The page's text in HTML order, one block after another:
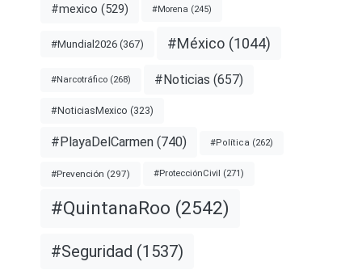
#mexico (529) #Morena (245)
#Mundial2026 (367) #México (1044)
#Narcotráfico (268) #Noticias (657)
#NoticiasMexico (323)
#PlayaDelCarmen (740) #Política (262)
#Prevención (297) #ProtecciónCivil (271)
#QuintanaRoo (2542)
#Seguridad (1537)